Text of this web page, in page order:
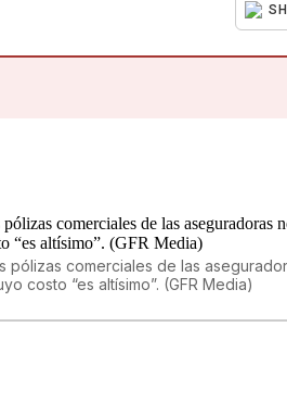
pólizas comerciales de las
costo “es altísimo”. (GFR Media)